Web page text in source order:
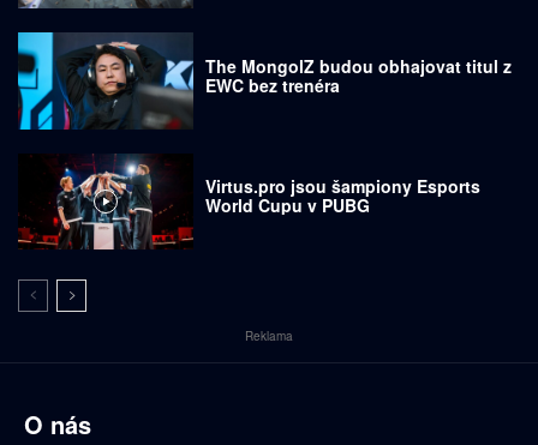
The MongolZ budou obhajovat titul z
EWC bez trenéra
Virtus.pro jsou šampiony Esports
World Cupu v PUBG
Reklama
O nás